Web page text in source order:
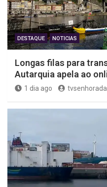
DESTAQUE NOTICIAS
Longas filas para
Autarquia apela ao
1 dia ago